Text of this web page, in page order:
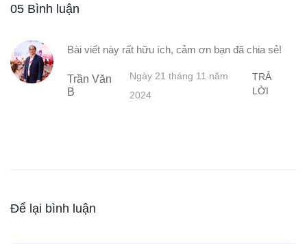
05 Bình luận
Bài viết này rất hữu ích, cảm ơn bạn đã chia sẻ!
Trần Văn
B
Ngày 21 tháng 11 năm
2024
TRẢ
LỜI
Để lại bình luận